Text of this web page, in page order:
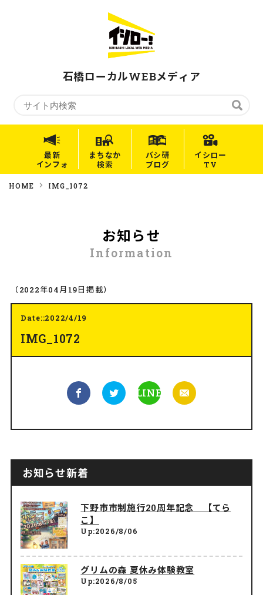
石橋ローカルWEBメディア
最新
インフォ
まちなか
検索
バシ研
ブログ
イシロー
TV
HOME IMG_1072
お知らせ
Information
（2022年04月19日掲載）
Date::2022/4/19
IMG_1072
LINE
お知らせ新着
下野市市制施行20周年記念 【てら
こ】
Up:2026/8/06
グリムの森 夏休み体験教室
Up:2026/8/05